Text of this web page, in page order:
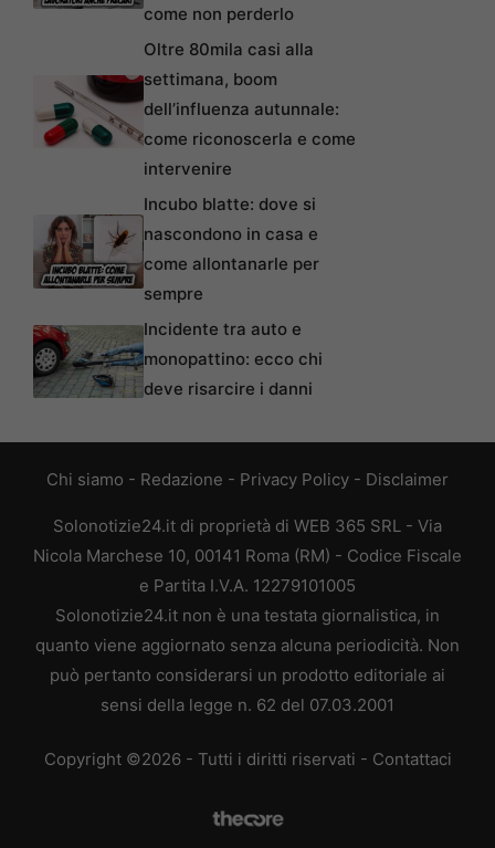
come non perderlo
Oltre 80mila casi alla
settimana, boom
dell’influenza autunnale:
come riconoscerla e come
intervenire
Incubo blatte: dove si
nascondono in casa e
come allontanarle per
sempre
Incidente tra auto e
monopattino: ecco chi
deve risarcire i danni
Chi siamo - Redazione - Privacy Policy - Disclaimer
Solonotizie24.it di proprietà di WEB 365 SRL - Via
Nicola Marchese 10, 00141 Roma (RM) - Codice Fiscale
e Partita I.V.A. 12279101005
Solonotizie24.it non è una testata giornalistica, in
quanto viene aggiornato senza alcuna periodicità. Non
può pertanto considerarsi un prodotto editoriale ai
sensi della legge n. 62 del 07.03.2001
Copyright ©2026 - Tutti i diritti riservati - Contattaci